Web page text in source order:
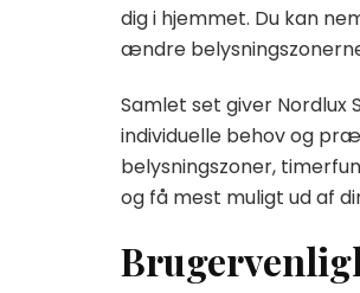
dig i hjemmet. Du kan
ændre
Samlet set giver Nordlux
individuelle behov og
belysningszoner,
og få mest muligt ud af